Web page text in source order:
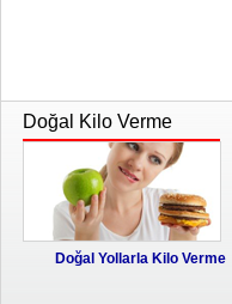
Doğal Kilo Verme
Doğal Yollarla Kilo Verme